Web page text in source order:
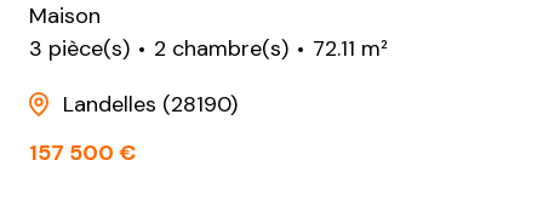
Maison
3 pièce(s)
2 chambre(s)
72.11 m²
Landelles (28190)
157 500 €